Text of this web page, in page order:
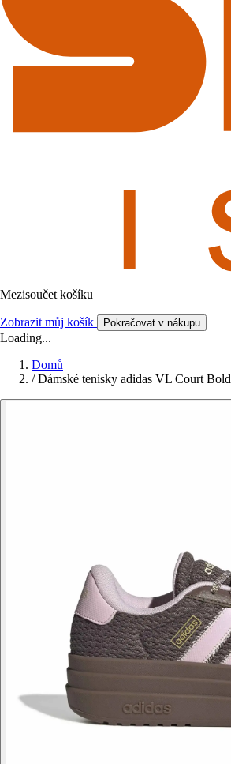
Mezisoučet košíku
Zobrazit můj košík Pokračovat v nákupu
Loading...
Domů
/ Dámské tenisky adidas VL Court Bold